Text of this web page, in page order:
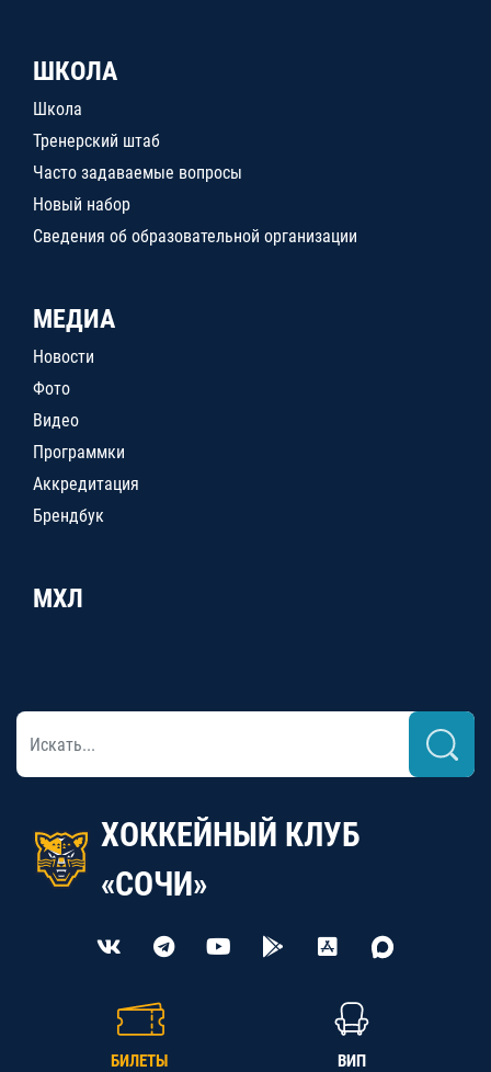
ШКОЛА
Школа
Тренерский штаб
Часто задаваемые вопросы
Новый набор
Сведения об образовательной организации
МЕДИА
Новости
Фото
Видео
Программки
Аккредитация
Брендбук
МХЛ
ХОККЕЙНЫЙ КЛУБ
«СОЧИ»
БИЛЕТЫ ВИП